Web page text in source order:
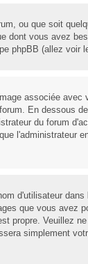
ou que soit
dont vous avez
phpBB (allez voir
associée avec
En dessous
du forum
l'administrateur
d'utilisateur
que vous avez
propre. Veuillez
simplement